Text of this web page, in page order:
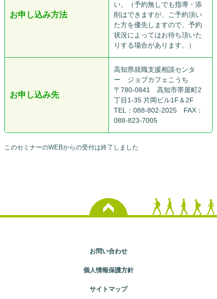
お申し込み方法
い。（予約無しでも指導・添
削はできますが、ご予約頂い
た方を優先しますので、予約
状況によってはお待ち頂いた
りする場合があります。）
お申し込み先
高知県就職支援相談センタ
ー ジョブカフェこうち
〒780-0841 高知市帯屋町2
丁目1-35 片岡ビル1F＆2F
TEL：088-802-2025 FAX：
088-823-7005
このセミナーのWEBからの受付は終了しました
お問い合わせ
個人情報保護方針
サイトマップ